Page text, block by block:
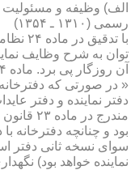
الف) وظیفه و مسئولیت
رسمی (۱۳۱۰ ـ ۱۳۵۴)
با
توان به شرح وظایف
آن روزگار پی برد. ماده ۲۴ نظامنامه یاد شده مقرر می دارد:
« در صورتی كه دفترخانه
دفتر نماینده و دفتر
مندرج
بود و چنانچه دفترخانه
سوای نسخه ثانی دفتر
نماینده خواهد بود)